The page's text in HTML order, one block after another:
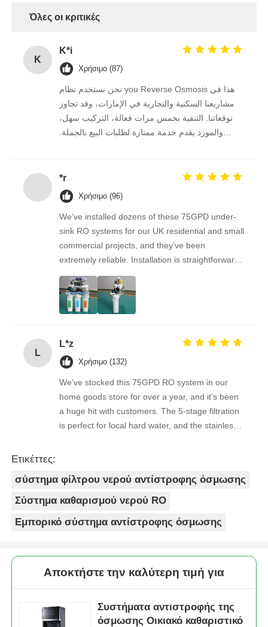
Όλες οι κριτικές
K
K*i
Χρήσιμο (87)
نحن نستخدم نظام you Reverse Osmosis هذا في
مشاريعنا السكنية والتجارية في الإمارات، وقد تجاوز
توقعاتنا. التنقية بخمس مرات فعالة، التركيب سهل،
والمورد يقدم خدمة ممتازة لطلبات البيع بالجملة.
*r
Χρήσιμο (96)
We’ve installed dozens of these 75GPD under-
sink RO systems for our UK residential and small
commercial projects, and they’ve been
extremely reliable. Installation is straightforward,
the filters are easy to replace, and the water
quality feedback from clients has been
overwhelmingly positive. The supplier is great to
work with — orders arrive on time, packaging is
consistent. As a repeat buyer, we couldn’t be
happier with both the product and the service.
L
L*z
Χρήσιμο (132)
We’ve stocked this 75GPD RO system in our
home goods store for over a year, and it’s been
a huge hit with customers. The 5-stage filtration
is perfect for local hard water, and the stainless
complaints from customers, and very few
returns. Great product to carry!
Ετικέττες:
σύστημα φίλτρου νερού αντίστροφης όσμωσης
Σύστημα καθαρισμού νερού RO
Εμπορικό σύστημα αντίστροφης όσμωσης
Αποκτήστε την καλύτερη τιμή για
Συστήματα αντιστροφής της
όσμωσης Οικιακό καθαριστικό